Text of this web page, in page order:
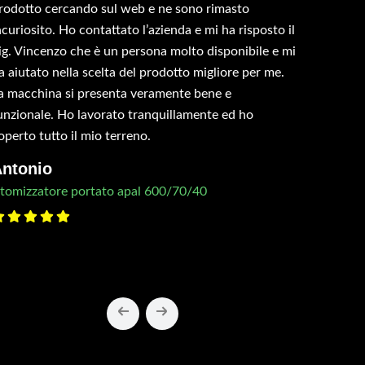
cercando sul web e ne sono rimasto
Ho contattato l’azienda e mi ha risposto il
Vincenzo che è un persona molto disponibile e mi
aiutato nella scelta del prodotto migliore per me.
macchina si presenta veramente bene e
Ho lavorato tranquillamente ed ho
tutto il mio terreno.
portato apal 600/70/40